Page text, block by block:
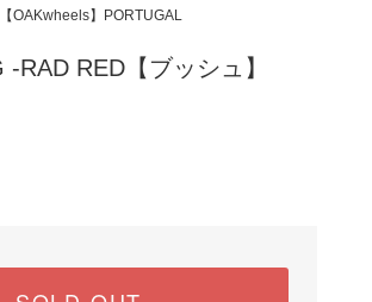
【OAKwheels】PORTUGAL
RAD RED【ブッシュ】